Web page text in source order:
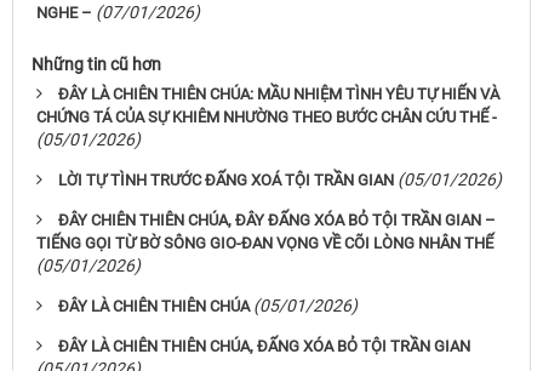
NGHE – (07/01/2026)
Những tin cũ hơn
ĐÂY LÀ CHIÊN THIÊN CHÚA: MẦU NHIỆM TÌNH YÊU TỰ HIẾN VÀ
CHỨNG TÁ CỦA SỰ KHIÊM NHƯỜNG THEO BƯỚC CHÂN CỨU THẾ -
(05/01/2026)
LỜI TỰ TÌNH TRƯỚC ĐẤNG XOÁ TỘI TRẦN GIAN (05/01/2026)
ĐÂY CHIÊN THIÊN CHÚA, ĐÂY ĐẤNG XÓA BỎ TỘI TRẦN GIAN –
TIẾNG GỌI TỪ BỜ SÔNG GIO-ĐAN VỌNG VỀ CÕI LÒNG NHÂN THẾ
(05/01/2026)
ĐÂY LÀ CHIÊN THIÊN CHÚA (05/01/2026)
ĐÂY LÀ CHIÊN THIÊN CHÚA, ĐẤNG XÓA BỎ TỘI TRẦN GIAN